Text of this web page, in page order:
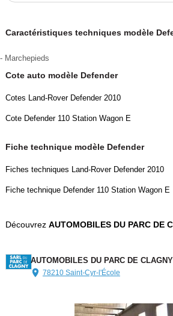
Caractéristiques techniques modèle
- Marchepieds
Cote auto modèle Defender
Cotes Land-Rover Defender 2010
Cote Defender 110 Station Wagon E
Fiche technique modèle Defender
Fiches techniques Land-Rover Defender 2010
Fiche technique Defender 110 Station Wagon E
Découvrez AUTOMOBILES DU PARC DE
AUTOMOBILES DU PARC DE CLAGNY
78210 Saint-Cyr-l'École